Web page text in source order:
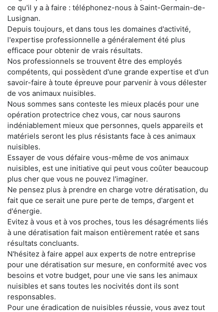
ce qu'il y a à faire : téléphonez-nous à Saint-Germain-de-
Lusignan.
Depuis toujours, et dans tous les domaines d'activité,
l'expertise professionnelle a généralement été plus
efficace pour obtenir de vrais résultats.
Nos professionnels se trouvent être des employés
compétents, qui possèdent d'une grande expertise et d'un
savoir-faire à toute épreuve pour parvenir à vous délester
de vos animaux nuisibles.
Nous sommes sans conteste les mieux placés pour une
opération protectrice chez vous, car nous saurons
indéniablement mieux que personnes, quels appareils et
matériels seront les plus résistants face à ces animaux
nuisibles.
Essayer de vous défaire vous-même de vos animaux
nuisibles, est une initiative qui peut vous coûter beaucoup
plus cher que vous ne pouvez l'imaginer.
Ne pensez plus à prendre en charge votre dératisation, du
fait que ce serait une pure perte de temps, d'argent et
d'énergie.
Evitez à vous et à vos proches, tous les désagréments liés
à une dératisation fait maison entièrement ratée et sans
résultats concluants.
N'hésitez à faire appel aux experts de notre entreprise
pour une dératisation sur mesure, en conformité avec vos
besoins et votre budget, pour une vie sans les animaux
nuisibles et sans toutes les nocivités dont ils sont
responsables.
Pour une éradication de nuisibles réussie, vous avez tout